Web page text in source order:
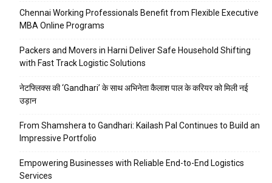
Chennai Working Professionals Benefit from Flexible Executive
MBA Online Programs
Packers and Movers in Harni Deliver Safe Household Shifting
with Fast Track Logistic Solutions
नेटफ्लिक्स की ‘Gandhari’ के साथ अभिनेता कैलाश पाल के करियर को मिली नई
उड़ान
From Shamshera to Gandhari: Kailash Pal Continues to Build an
Impressive Portfolio
Empowering Businesses with Reliable End-to-End Logistics
Services